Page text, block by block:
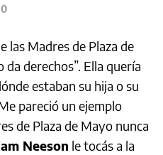
0
las Madres de Plaza de
derechos”. Ella quería
estaban su hija o su
pareció un ejemplo
de Plaza de Mayo nunca
Neeson le tocás a la